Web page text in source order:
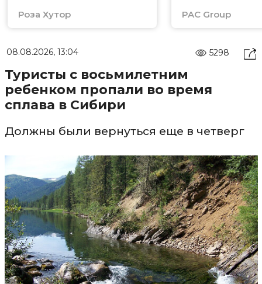
Роза Хутор PAC Group
08.08.2026, 13:04 5298
Туристы с восьмилетним
ребенком пропали во время
сплава в Сибири
Должны были вернуться еще в четверг